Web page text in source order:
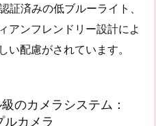
証済みの低ブルーライト、
アンフレンドリー設計によ
い配慮がされています。
のカメラシステム：
カメラ